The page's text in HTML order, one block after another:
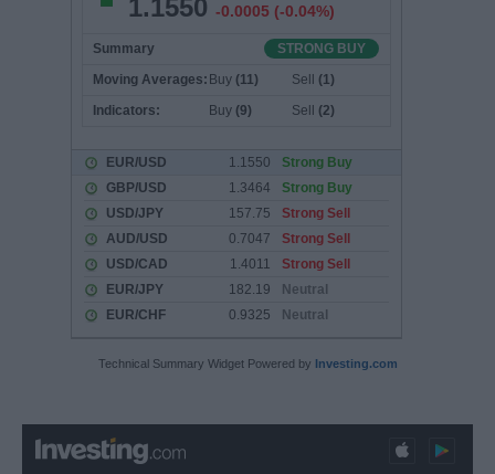
Technical Summary Widget Powered by Investing.com